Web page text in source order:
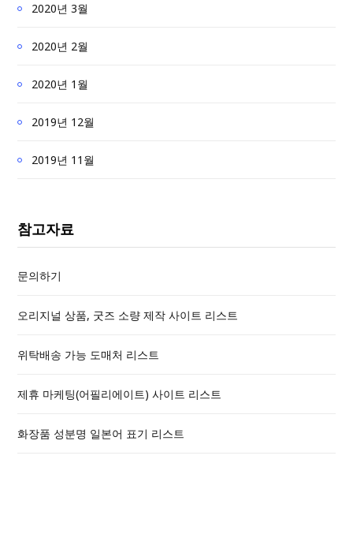
2020년 3월
2020년 2월
2020년 1월
2019년 12월
2019년 11월
참고자료
문의하기
오리지널 상품, 굿즈 소량 제작 사이트 리스트
위탁배송 가능 도매처 리스트
제휴 마케팅(어필리에이트) 사이트 리스트
화장품 성분명 일본어 표기 리스트